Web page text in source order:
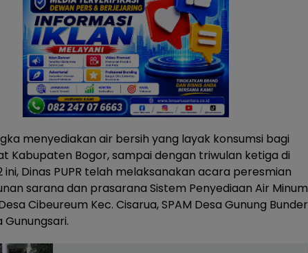
menyediakan air bersih yang layak konsumsi bagi
Kabupaten Bogor, sampai dengan triwulan ketiga di
ini, Dinas PUPR telah melaksanakan acara peresmian
sarana dan prasarana Sistem Penyediaan Air Minum
Cibeureum Kec. Cisarua, SPAM Desa Gunung Bunder
Gunungsari.